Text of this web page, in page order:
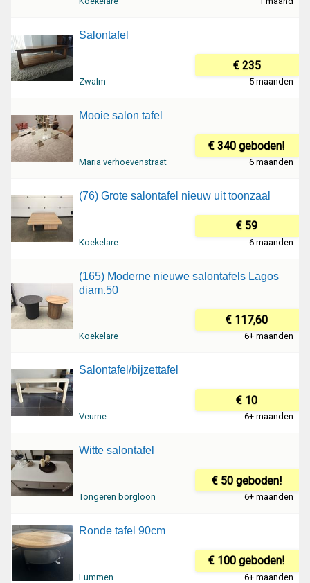
Salontafel
€ 235
Zwalm 5 maanden
Mooie salon tafel
€ 340 geboden!
Maria verhoevenstraat 6 maanden
(76) Grote salontafel nieuw uit toonzaal
€ 59
Koekelare 6 maanden
(165) Moderne nieuwe salontafels Lagos
diam.50
€ 117,60
Koekelare 6+ maanden
Salontafel/bijzettafel
€ 10
Veurne 6+ maanden
Witte salontafel
€ 50 geboden!
Tongeren borgloon 6+ maanden
Ronde tafel 90cm
€ 100 geboden!
Lummen 6+ maanden